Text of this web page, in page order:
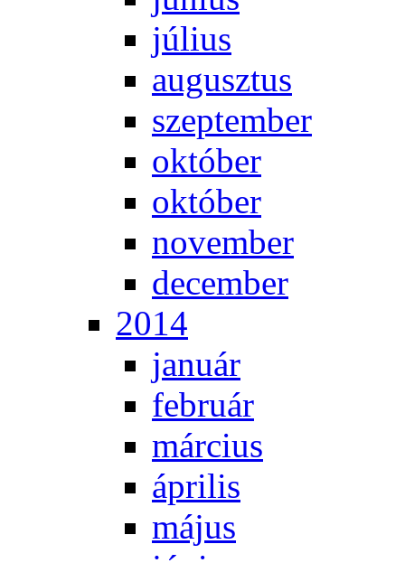
jú­li­us
au­gusz­tus
szep­tem­ber
ok­tó­ber
ok­tó­ber
no­vem­ber
de­cem­ber
2014
ja­nu­ár
feb­ru­ár
már­ci­us
áp­ri­lis
má­jus